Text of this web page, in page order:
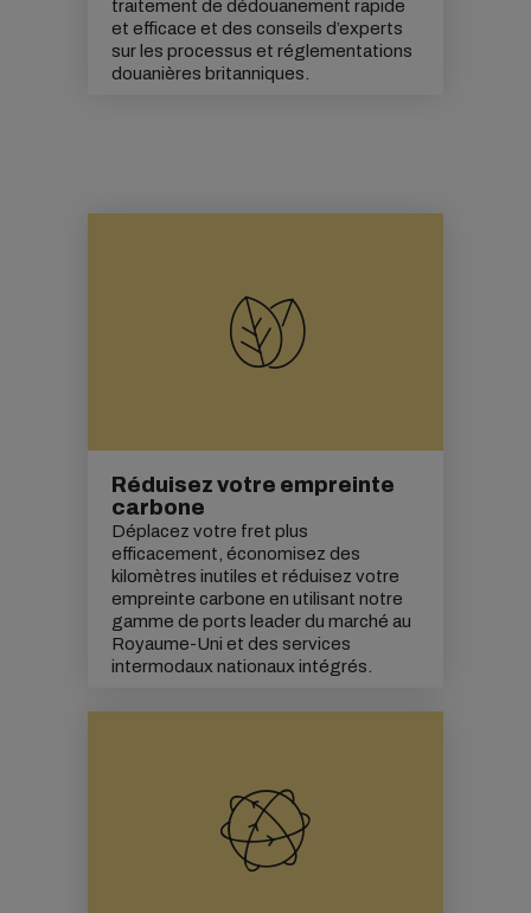
traitement de dédouanement rapide
et efficace et des conseils d’experts
sur les processus et réglementations
douanières britanniques.
Réduisez votre empreinte
carbone
Déplacez votre fret plus
efficacement, économisez des
kilomètres inutiles et réduisez votre
empreinte carbone en utilisant notre
gamme de ports leader du marché au
Royaume-Uni et des services
intermodaux nationaux intégrés.